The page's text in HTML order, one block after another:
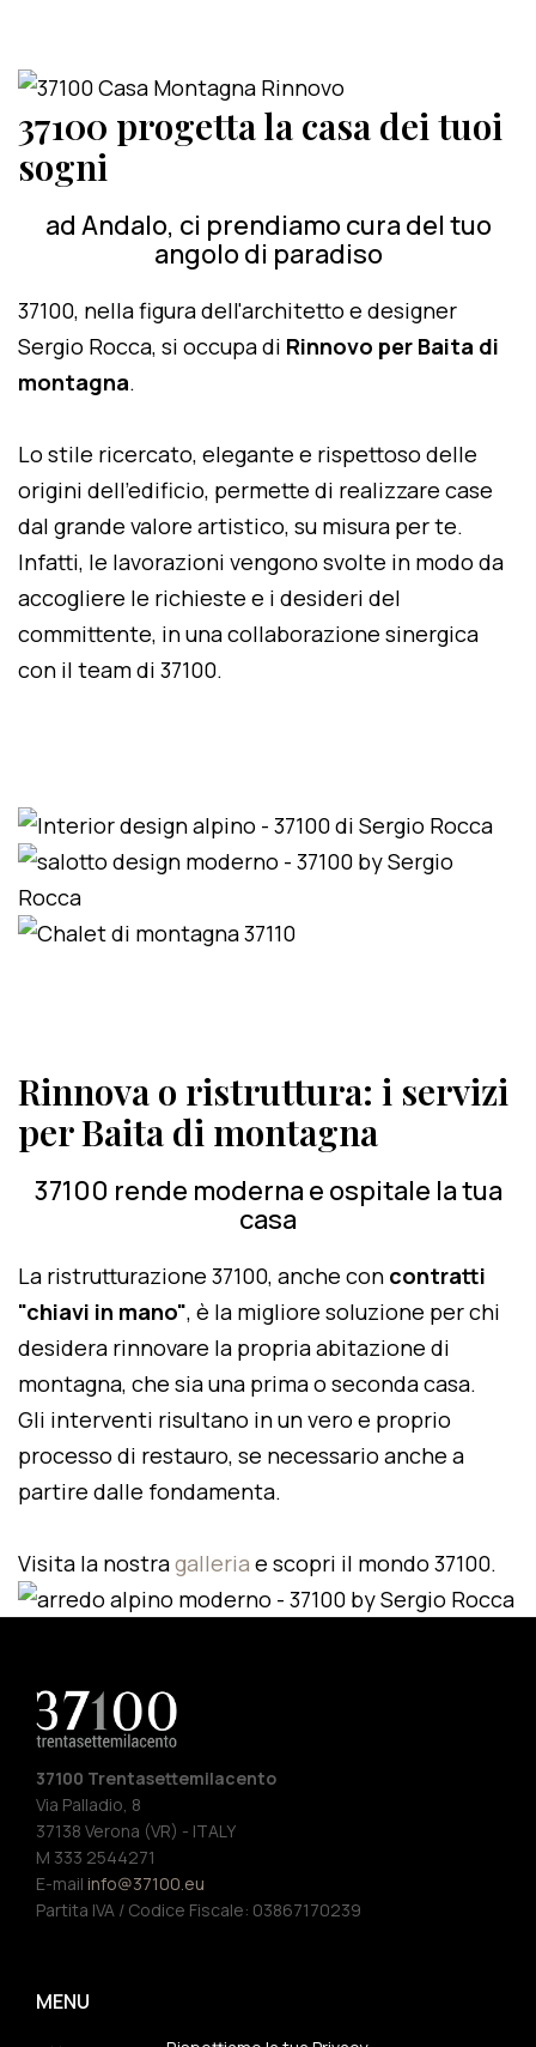
37100 progetta la casa dei tuoi
sogni
ad Andalo, ci prendiamo cura del tuo
angolo di paradiso
37100, nella figura dell'architetto e designer
Sergio Rocca, si occupa di Rinnovo per Baita di
montagna.
Lo stile ricercato, elegante e rispettoso delle
origini dell'edificio, permette di realizzare case
dal grande valore artistico, su misura per te.
Infatti, le lavorazioni vengono svolte in modo da
accogliere le richieste e i desideri del
committente, in una collaborazione sinergica
con il team di 37100.
Rinnova o ristruttura: i servizi
per Baita di montagna
37100 rende moderna e ospitale la tua
casa
La ristrutturazione 37100, anche con contratti
"chiavi in mano", è la migliore soluzione per chi
desidera rinnovare la propria abitazione di
montagna, che sia una prima o seconda casa.
Gli interventi risultano in un vero e proprio
processo di restauro, se necessario anche a
partire dalle fondamenta.
Visita la nostragalleria e scopri il mondo 37100.
37100 Trentasettemilacento
Via Palladio, 8
37138 Verona (VR) - ITALY
M 333 2544271
E-mail info@37100.eu
Partita IVA / Codice Fiscale: 03867170239
MENU